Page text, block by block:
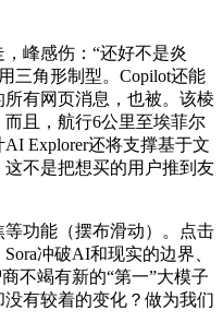
峰感伤：“还好不是炎
三角形制型。Copilot还能
有网页消息，也被。该棱
且，航行6公里至埃菲尔
Explorer还将支撑基于文
不是把想买的用户推到友
功能（摆布滑动）。点击
冲破AI和现实的边界、
不竭有新的“第一”大模子
有较着的变化？做为我们